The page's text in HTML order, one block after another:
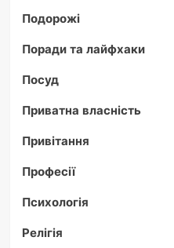
Подорожі
Поради та лайфхаки
Посуд
Приватна власність
Привітання
Професії
Психологія
Релігія